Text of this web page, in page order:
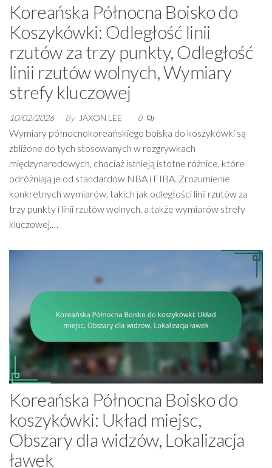
Koreańska Północna Boisko do
Koszykówki: Odległość linii
rzutów za trzy punkty, Odległość
linii rzutów wolnych, Wymiary
strefy kluczowej
10/02/2026 By JAXON LEE 0
Wymiary północnokoreańskiego boiska do koszykówki są
zbliżone do tych stosowanych w rozgrywkach
międzynarodowych, chociaż istnieją istotne różnice, które
odróżniają je od standardów NBA i FIBA. Zrozumienie
konkretnych wymiarów, takich jak odległości linii rzutów za
trzy punkty i linii rzutów wolnych, a także wymiarów strefy
kluczowej,…
Koreańska Północna Boisko do
koszykówki: Układ miejsc,
Obszary dla widzów, Lokalizacja
ławek